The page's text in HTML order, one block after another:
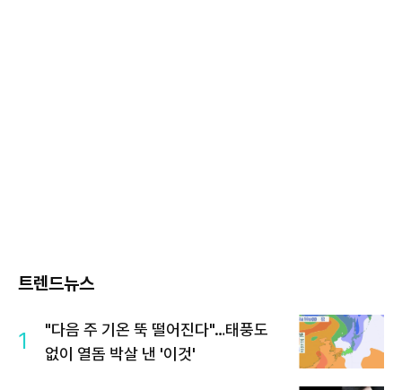
트렌드뉴스
1
"다음 주 기온 뚝 떨어진다"…태풍도
없이 열돔 박살 낸 '이것'